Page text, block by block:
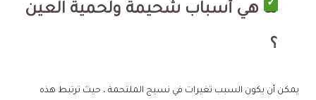
ما هي أسباب شحيمة ولحمية العين
؟
يمكن أن يكون السبب تغيرات في نسيج الملتحمة ، حيث ترتبط هذه